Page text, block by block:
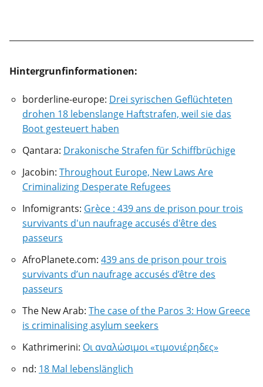
Hintergrunfinformationen:
borderline-europe: Drei syrischen Geflüchteten
drohen 18 lebenslange Haftstrafen, weil sie das
Boot gesteuert haben
Qantara: Drakonische Strafen für Schiffbrüchige
Jacobin: Throughout Europe, New Laws Are
Criminalizing Desperate Refugees
Infomigrants: Grèce : 439 ans de prison pour trois
survivants d'un naufrage accusés d'être des
passeurs
AfroPlanete.com: 439 ans de prison pour trois
survivants d’un naufrage accusés d’être des
passeurs
The New Arab: The case of the Paros 3: How Greece
is criminalising asylum seekers
Kathrimerini: Οι αναλώσιμοι «τιμονιέρηδες»
nd: 18 Mal lebenslänglich